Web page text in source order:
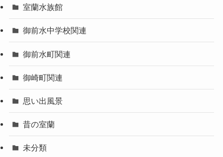
室蘭水族館
御前水中学校関連
御前水町関連
御崎町関連
思い出風景
昔の室蘭
未分類